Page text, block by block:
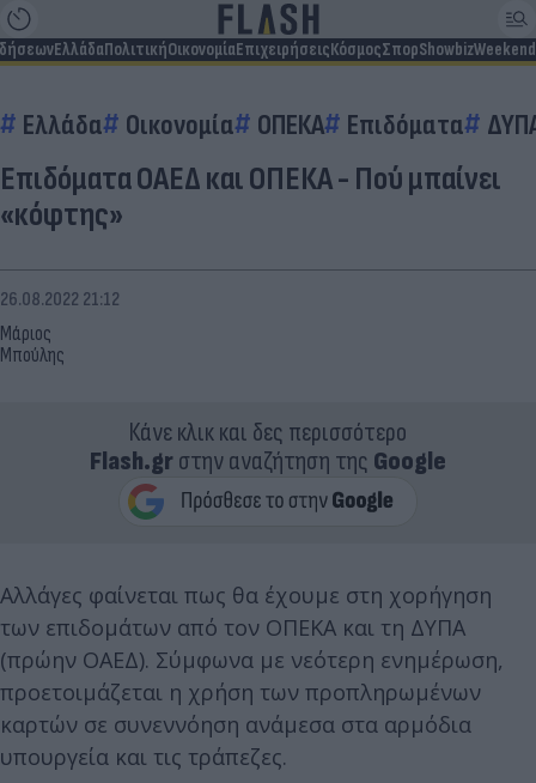
ΕλλάδαΠολιτικήΟικονομίαΕπιχειρήσειςΚόσμοςΣπορShowbizWeekend
Ελλάδα Οικονομία ΟΠΕΚΑ Επιδόματα
Επιδόματα ΟΑΕΔ και ΟΠΕΚΑ - Πού μπαίνει
«κόφτης»
Μάριος
Μπούλης
26.08.2022 21:12
Κάνε κλικ και δες περισσότερο
Flash.grστην αναζήτηση της Google
Αλλάγες φαίνεται πως θα έχουμε στη χορήγηση
των επιδομάτων από τον ΟΠΕΚΑ και τη ΔΥΠΑ
(πρώην ΟΑΕΔ). Σύμφωνα με νεότερη ενημέρωση,
προετοιμάζεται η χρήση των προπληρωμένων
καρτών σε συνεννόηση ανάμεσα στα αρμόδια
υπουργεία και τις τράπεζες.